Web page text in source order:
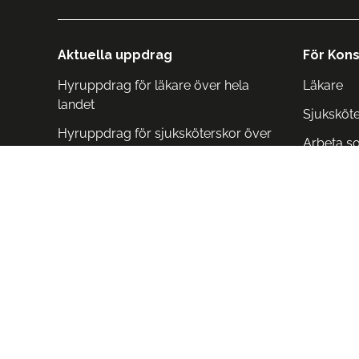
Aktuella uppdrag
Hyruppdrag för läkare över hela
landet
Hyruppdrag för sjuksköterskor över
För
Läkare
Arbeta